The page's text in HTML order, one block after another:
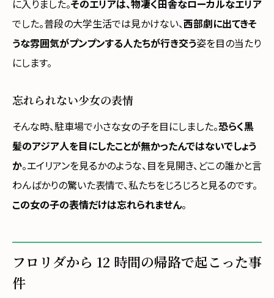
に入りました。そのエリアは、物凄く田舎なローカルなエリア
でした。普段の大学生活では見かけない、西部劇に出てきそ
うな雰囲気がプンプンする人たちが行き交う姿を目の当たり
にします。
忘れられない少女の表情
そんな時、駐車場で小さな女の子を目にしました。恐らく黒
髪のアジア人を目にしたことが無かったんではないでしょう
か。エイリアンを見るかのような、目を見開き、どこの誰かと言
わんばかりの驚いた表情で、私たちをじろじろと見るのです。
この女の子の表情だけは忘れられません。
フロリダから 12 時間の帰路で起こった事
件